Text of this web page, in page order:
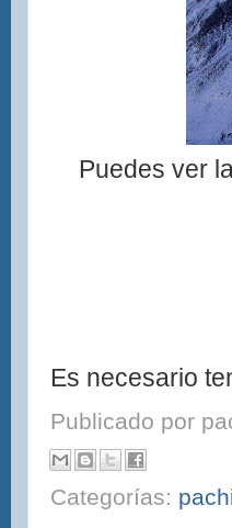
Puedes ver
Es necesario
Publicado por
Categorías: